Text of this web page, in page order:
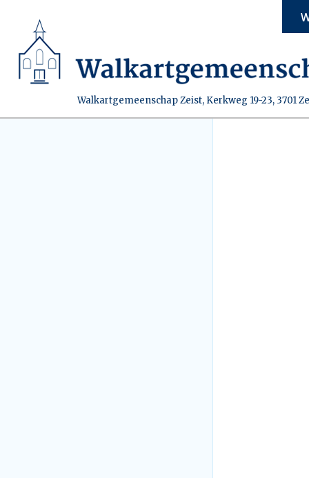
Walkartgemeenschap Zeist, Kerkweg 19-23, 3701